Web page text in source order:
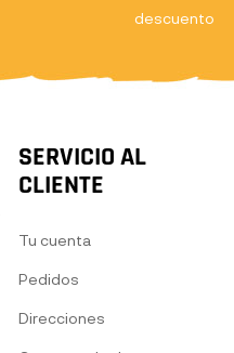
descuento
SERVICIO AL
CLIENTE
Tu cuenta
Pedidos
Direcciones